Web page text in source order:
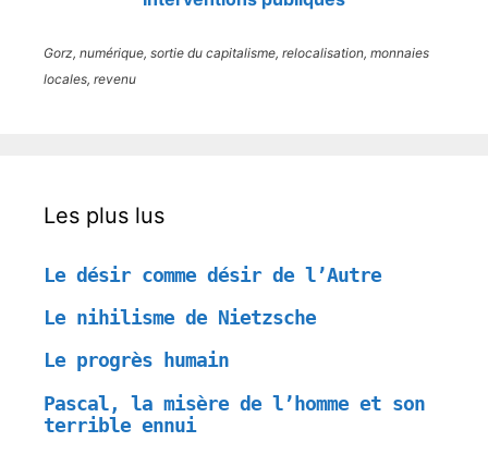
Gorz, numérique, sortie du capitalisme, relocalisation, monnaies
locales, revenu
Les plus lus
Le désir comme désir de l’Autre
Le nihilisme de Nietzsche
Le progrès humain
Pascal, la misère de l’homme et son
terrible ennui